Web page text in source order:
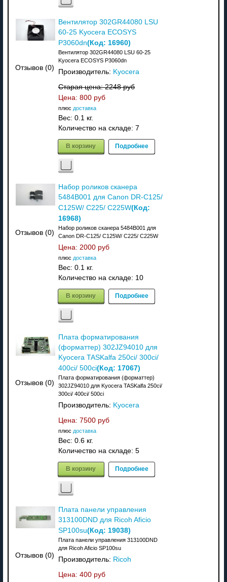
Отзывов (0)
Вентилятор 302GR44080 LSU
60-25 Kyocera ECOSYS
P3060dn(Код: 16960)
Вентилятор 302GR44080 LSU 60-25
Kyocera ECOSYS P3060dn
Производитель: Kyocera
Старая цена:2248 руб
Цена: 800 руб
плюс доставка
Вес: 0.1 кг.
Количество на складе: 7
В корзину Подробнее
Отзывов (0)
Набор роликов сканера
5484B001 для Canon DR-C125/
C125W/ C225/ C225W(Код:
16968)
Набор роликов сканера 5484B001 для
Canon DR-C125/ C125W/ C225/ C225W
Цена: 2000 руб
плюс доставка
Вес: 0.1 кг.
Количество на складе: 10
В корзину Подробнее
Отзывов (0)
Плата форматирования
(форматтер) 302JZ94010 для
Kyocera TASKalfa 250ci/ 300ci/
400ci/ 500ci(Код: 17067)
Плата форматирования (форматтер)
302JZ94010 для Kyocera TASKalfa 250ci/
300ci/ 400ci/ 500ci
Производитель: Kyocera
Цена: 7500 руб
плюс доставка
Вес: 0.6 кг.
Количество на складе: 5
В корзину Подробнее
Отзывов (0)
Плата панели управления
313100DND для Ricoh Aficio
SP100su(Код: 19038)
Плата панели управления 313100DND
для Ricoh Aficio SP100su
Производитель: Ricoh
Цена: 400 руб